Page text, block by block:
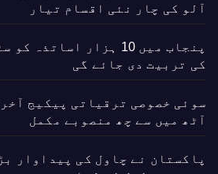
آلو کی چار نئی اقسام تیار
پنجاب میں 10 ہزار
کی تربیت دی جائے گی
سوئی خصوصی ترقیاتی پیکیج
آٹھ میں سے چھ منصوبے مکمل
پاکستان نے چاول کی پیداوار